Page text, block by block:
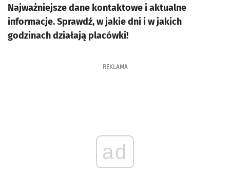
Najważniejsze dane kontaktowe i aktualne
informacje. Sprawdź, w jakie dni i w jakich
godzinach działają placówki!
REKLAMA
ad